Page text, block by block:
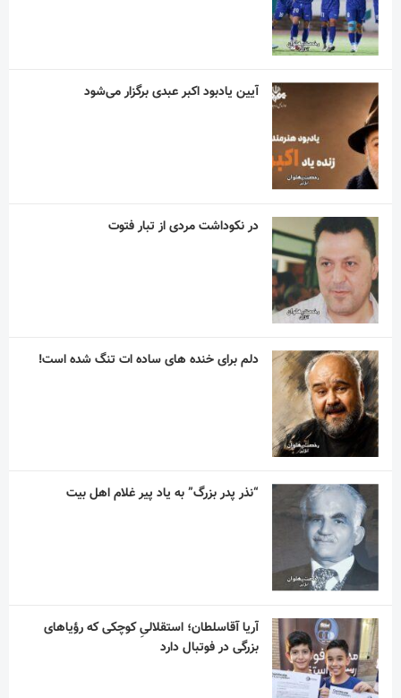
آیین یادبود اکبر عبدی برگزار می‌شود
در نکوداشت مردی از تبار فتوت
دلم برای خنده های ساده ات تنگ شده است!
“نذر پدر بزرگ” به یاد پیر غلام اهل بیت
آریا آقاسلطان؛ استقلالیِ کوچکی که رؤیاهای
بزرگی در فوتبال دارد